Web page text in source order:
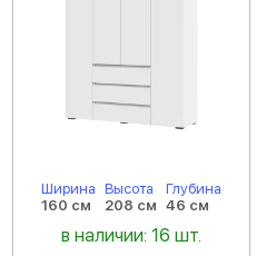
Ширина
160 см
Высота
208 см
Глубина
46 см
в наличии: 16 шт.